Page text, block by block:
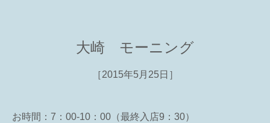
大崎 モーニング
［2015年5月25日］
お時間：7：00-10：00（最終入店9：30）